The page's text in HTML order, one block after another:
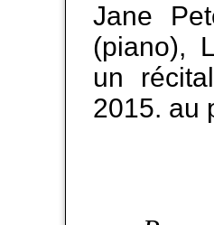
Jane
(piano),
un
2015. au